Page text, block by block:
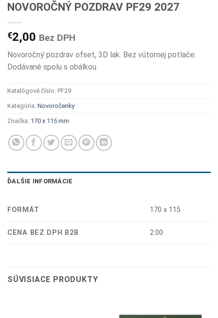
NOVOROČNÝ POZDRAV PF29 2027
€2,00 Bez DPH
Novoročný pozdrav ofset, 3D lak. Bez vútornej potlače.
Dodávané spolu s obálkou.
Katalógové číslo: PF29
Kategória: Novoročenky
Značka: 170 x 115 mm
ĎALŠIE INFORMÁCIE
FORMÁT 170 x 115
CENA BEZ DPH B2B 2.00
SÚVISIACE PRODUKTY